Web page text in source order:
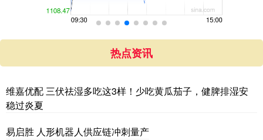
热点资讯
维嘉优配 三伏祛湿多吃这3样！少吃黄瓜茄子，健脾排湿安
稳过炎夏
易启胜 人形机器人供应链冲刺量产